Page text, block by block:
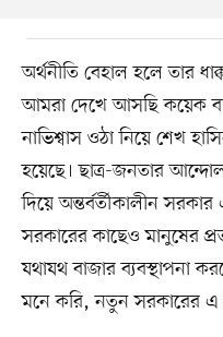
অর্থনীতি বেহাল হলে তার
আমরা দেখে আসছি কয়েক
নাভিশ্বাস ওঠা নিয়ে শেখ
হয়েছে। ছাত্র-জনতার
দিয়ে অন্তর্বর্তীকালীন
সরকারের কাছেও মানুষের
যথাযথ বাজার ব্যবস্থাপনা
মনে করি, নতুন সরকারের এ